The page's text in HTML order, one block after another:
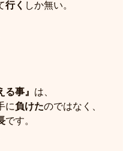
行く しか無い。
る事』 は、
に負けたのではなく、
です。